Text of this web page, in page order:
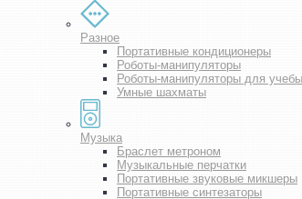
Разное
Портативные кондиционеры
Роботы-манипуляторы
Роботы-манипуляторы для учебы
Умные шахматы
Музыка
Браслет метроном
Музыкальные перчатки
Портативные звуковые микшеры
Портативные синтезаторы